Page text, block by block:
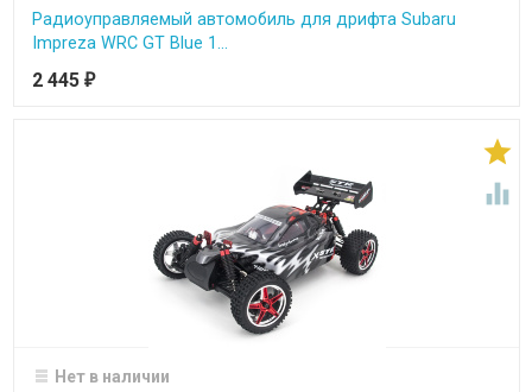
Радиоуправляемый автомобиль для дрифта Subaru
Impreza WRC GT Blue 1...
2 445 ₽


Нет в наличии